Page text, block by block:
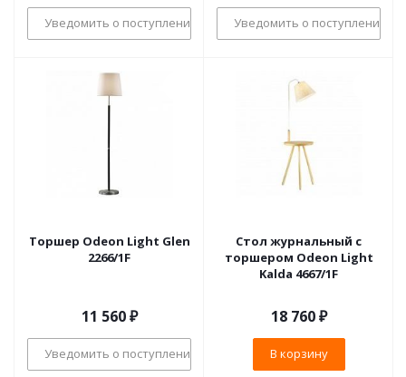
Уведомить о поступлении Уведомить о поступлении
Торшер Odeon Light Glen
2266/1F
11 560₽
Уведомить о поступлении
Стол журнальный с
торшером Odeon Light
Kalda 4667/1F
18 760₽
В корзину